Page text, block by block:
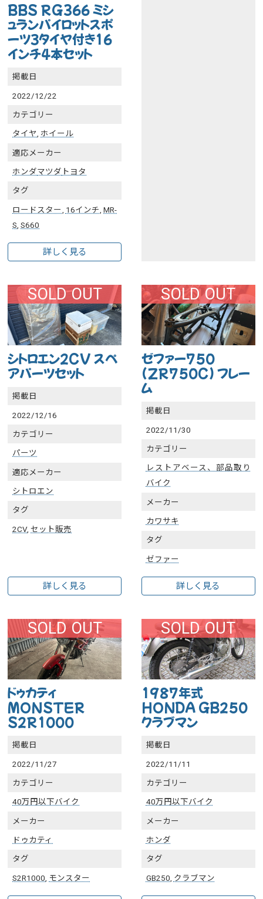
BBS RG366 ミシ
ュランパイロットスポ
ーツ３タイヤ付き16
インチ4本セット
掲載日
2022/12/22
カテゴリー
タイヤ, ホイール
適応メーカー
ホンダマツダ トヨタ
タグ
ロードスター 16インチ ,MR-
S ,S660
詳しく見る
SOLD OUT
シトロエン2CV スペ
アパーツセット
掲載日
2022/12/16
カテゴリー
パーツ
適応メーカー
シトロエン
タグ
2CV,セット販売
詳しく見る
SOLD OUT
ゼファー750
(ZR750C) フレー
ム
掲載日
2022/11/30
カテゴリー
レストアベース、部品取り
バイク
メーカー
カワサキ
タグ
ゼファー
詳しく見る
SOLD OUT
ドゥカティ
MONSTER
S2R1000
掲載日
2022/11/27
カテゴリー
40万円以下バイク
メーカー
ドゥカティ
タグ
S2R1000 モンスター
SOLD OUT
1987年式
HONDA GB250
クラブマン
掲載日
2022/11/11
カテゴリー
40万円以下バイク
メーカー
ホンダ
タグ
GB250 クラブマン